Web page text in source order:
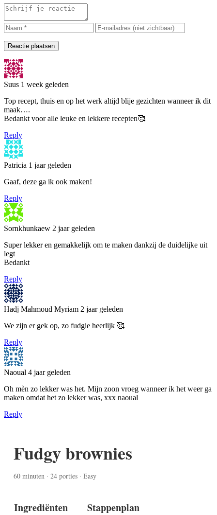
Reactie plaatsen
Suus 1 week geleden
Top recept, thuis en op het werk altijd blije gezichten wanneer ik dit
maak….
Bedankt voor alle leuke en lekkere recepten🥰
Reply
Patricia 1 jaar geleden
Gaaf, deze ga ik ook maken!
Reply
Sornkhunkaew 2 jaar geleden
Super lekker en gemakkelijk om te maken dankzij de duidelijke uit
legt
Bedankt
Reply
Hadj Mahmoud Myriam 2 jaar geleden
We zijn er gek op, zo fudgie heerlijk 🥰
Reply
Naoual 4 jaar geleden
Oh mèn zo lekker was het. Mijn zoon vroeg wanneer ik het weer ga
maken omdat het zo lekker was, xxx naoual
Reply
Fudgy brownies
60 minuten · 24 porties · Easy
Ingrediënten Stappenplan